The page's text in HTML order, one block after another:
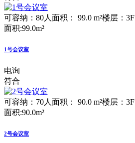
可容纳：80人 面积： 99.0 m²楼层：3F
面积:99.0m²
1号会议室
电询
符合
可容纳：70人 面积： 90.0 m²楼层：3F
面积:90.0m²
2号会议室